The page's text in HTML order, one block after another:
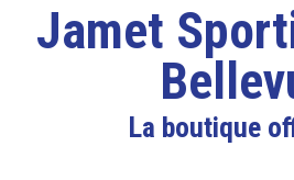
Jamet
La boutique